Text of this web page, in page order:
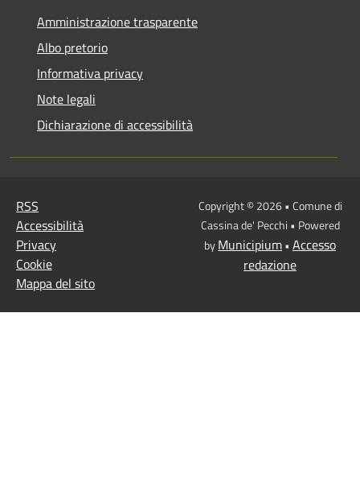
Amministrazione trasparente
Albo pretorio
Informativa privacy
Note legali
Dichiarazione di accessibilità
RSS
Accessibilità
Privacy
Cookie
Mappa del sito
Copyright © 2026 • Comune di
Cassina de' Pecchi • Powered
byMunicipium• Accesso
redazione